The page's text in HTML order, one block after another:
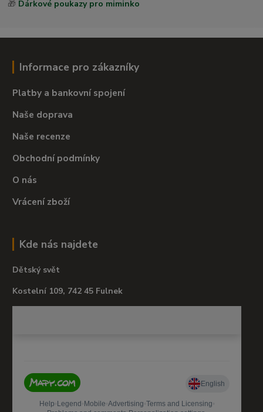
🎁 Dárkové poukazy pro miminko
Informace pro zákazníky
Platby a bankovní spojení
Naše doprava
Naše recenze
Obchodní podmínky
O nás
Vrácení zboží
Kde nás najdete
Dětský svět
Kostelní 109, 742 45 Fulnek